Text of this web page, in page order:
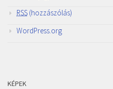
RSS (hozzászólás)
WordPress.org
KÉPEK